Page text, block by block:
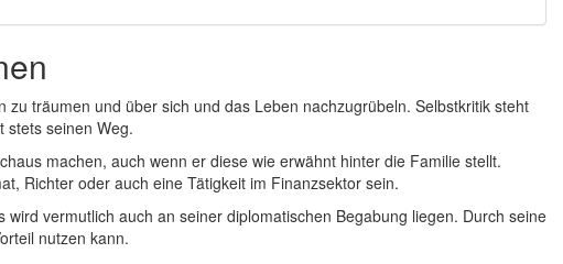
träumen und über sich und das Leben nachzugrübeln. Selbstkritik steht
stets seinen Weg.
machen, auch wenn er diese wie erwähnt hinter die Familie stellt.
Richter oder auch eine Tätigkeit im Finanzsektor sein.
vermutlich auch an seiner diplomatischen Begabung liegen. Durch seine
nutzen kann.